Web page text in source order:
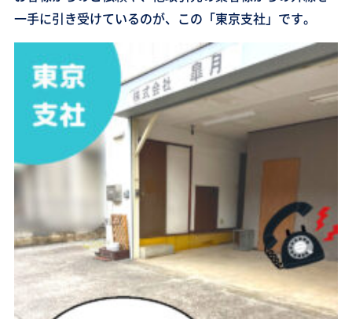
一手に引き受けているのが、この「東京支社」です。